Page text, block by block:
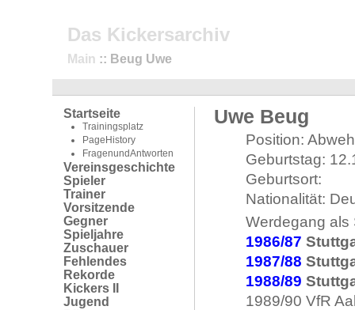
Das Kickersarchiv
Main :: Beug Uwe
Startseite
Trainingsplatz
PageHistory
FragenundAntworten
Vereinsgeschichte
Spieler
Trainer
Vorsitzende
Gegner
Spieljahre
Zuschauer
Fehlendes
Rekorde
Kickers II
Jugend
Uwe Beug
Position:
Geburtstag:
Geburtsort:
Nationalität:
Werdegang als
1986/87
1987/88
1988/89
1989/90 VfR